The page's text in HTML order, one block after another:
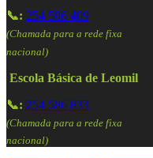
📞: 254 586 409
(Chamada para a rede fixa
nacional)
Escola Básica de Leomil
📞: 254 586 833
(Chamada para a rede fixa
nacional)